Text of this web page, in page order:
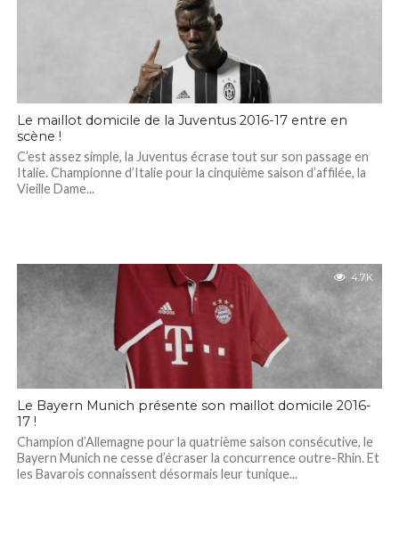
Le maillot domicile de la Juventus 2016-17 entre en
scène !
C’est assez simple, la Juventus écrase tout sur son passage en
Italie. Championne d’Italie pour la cinquième saison d’affilée, la
Vieille Dame...
4.7K
Le Bayern Munich présente son maillot domicile 2016-
17 !
Champion d’Allemagne pour la quatrième saison consécutive, le
Bayern Munich ne cesse d’écraser la concurrence outre-Rhin. Et
les Bavarois connaissent désormais leur tunique...